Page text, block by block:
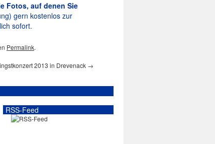
Fotos, auf denen Sie
gern kostenlos zur
sofort.
Permalink.
2013 in Drevenack →
RSS-Feed